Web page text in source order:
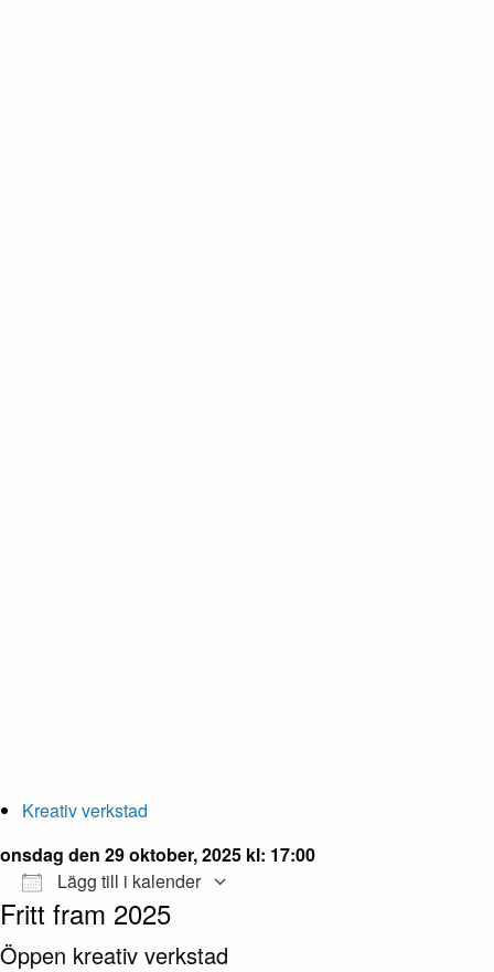
Kreativ verkstad
onsdag den 29 oktober, 2025 kl: 17:00
Lägg till i kalender
Ladda ner ICS
Google Kalender
iCalendar
Fritt fram 2025
Öppen kreativ verkstad